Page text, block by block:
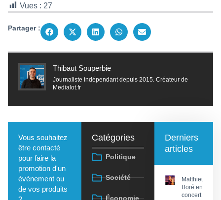
Vues : 27
Partager :
Thibaut Souperbie
Journaliste indépendant depuis 2015. Créateur de
Medialot.fr
Vous souhaitez
être contacté
pour faire la
promotion d'un
événement ou
de vos produits
Catégories
Politique
Société
Économie
Derniers
articles
Matthieu
Boré en
concert